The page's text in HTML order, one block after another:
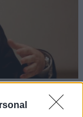
για 1,37